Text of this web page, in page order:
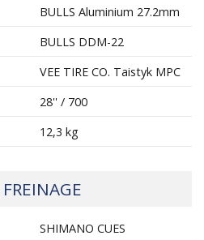
BULLS Aluminium 27.2mm
BULLS DDM-22
VEE TIRE CO. Taistyk MPC
28'' / 700
12,3 kg
SHIMANO CUES